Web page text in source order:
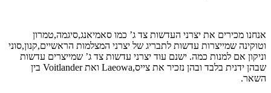
אנחנו מכירים את יצרני העדשות צד ג’ כמו סאמיאנג,סיגמה,טמרון
וטוקינה שמייצרות עדשות לתבריג של יצרני המצלמות הראשיים,קנון,סוני
וניקון אם למנות כמה. ישנם עוד יצרני עדשות צד ג’ שמייצרים עדשות
שבהן ידנית בלבד ובהן נזכיר את צייס,Laeowa ואת Voitlander בין
השאר.